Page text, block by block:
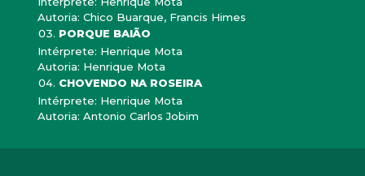
Autoria: Chico Buarque, Francis Himes
PORQUE BAIÃO
Intérprete: Henrique Mota
Autoria: Henrique Mota
CHOVENDO NA ROSEIRA
Intérprete: Henrique Mota
Autoria: Antonio Carlos Jobim